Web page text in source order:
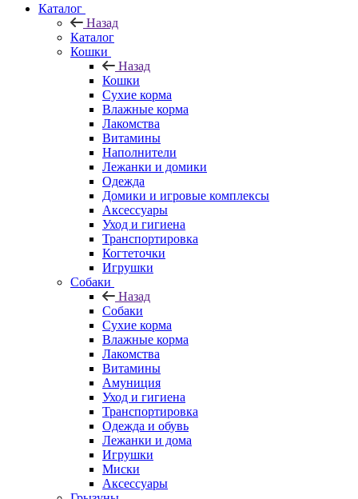
Каталог
Назад
Каталог
Кошки
Назад
Кошки
Сухие корма
Влажные корма
Лакомства
Витамины
Наполнители
Лежанки и домики
Одежда
Домики и игровые комплексы
Аксессуары
Уход и гигиена
Транспортировка
Когтеточки
Игрушки
Собаки
Назад
Собаки
Сухие корма
Влажные корма
Лакомства
Витамины
Амуниция
Уход и гигиена
Транспортировка
Одежда и обувь
Лежанки и дома
Игрушки
Миски
Аксессуары